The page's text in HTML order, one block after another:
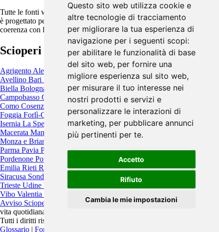
Questo sito web utilizza cookie e
altre tecnologie di tracciamento
per migliorare la tua esperienza di
navigazione per i seguenti scopi:
per abilitare le funzionalità di base
del sito web, per fornire una
migliore esperienza sul sito web,
per misurare il tuo interesse nei
nostri prodotti e servizi e
personalizzare le interazioni di
marketing, per pubblicare annunci
più pertinenti per te.
Accetto
Rifiuto
Cambia le mie impostazioni
Tutte le fonti vengono controllate con frequenza giornaliera. Il sistema
è progettato per eliminare duplicati, aggiornare modifiche e garantire
coerenza con le informazioni ufficiali pubblicate.
Scioperi per provincia
AgrigentoAlessandria Ancona Aosta Arezzo Ascoli Piceno
Avellino Bari Barletta-Andria-TraniBellunoBeneventoBergamo
Biella Bologna BolzanoBresciaBrindisiCagliariCaltanissetta
Campobasso Carbonia-IglesiasCaserta CataniaCatanzaro
Como Cosenza Crotone Cuneo Enna Fermo Ferrara
Foggia Forlì-Cesena FrosinoneGenova GoriziaGrossetoImperia
Isernia La Spezia L'AquilaLatina LecceLeccoLivornoLodiLucca
Macerata Mantova Massa-CarraraMateraMessina
Monza e Brianza
Napoli Novara Nuoro
Parma Pavia Perugia Pesaro e UrbinoPescaraPiacenzaPisaPistoia
Pordenone Potenza RavennaReggio Calabria
Emilia Rieti Rimini RomaRovigoSalernoSassariSavonaSiena
Siracusa Sondrio TerniTorino
Trieste Udine Varese Venezia Verbano-Cusio-Ossola
Verona
Vibo Valentia
Avviso Scioperi
è un progetto indipendente pensato per migliorare la
vita quotidiana.
Tutti i diritti riservati. Contattaci:
Glossario | Fonti